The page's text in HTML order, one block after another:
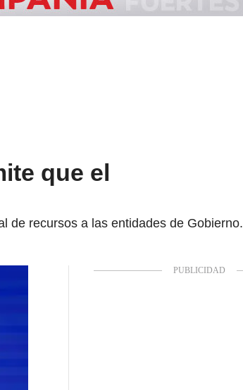
que el
de recursos a las entidades de Gobierno.